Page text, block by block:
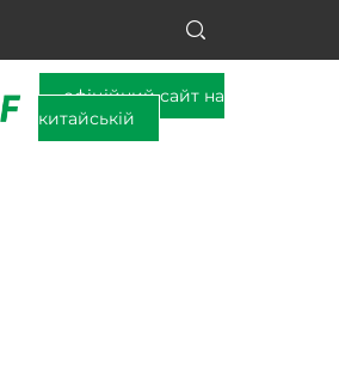
офіційний сайт на
китайській